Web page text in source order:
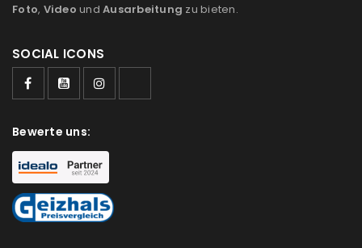
REGISTRIEREN
E-Mail-Adresse
Ein Link zum Erstellen eines neuen Passworts wird an
deine E-Mail-Adresse gesendet.
NEWSLETTER ABONNIEREN
Foto, Video und Ausarbeitung zu bieten.
SOCIAL ICONS
Bewerte uns: